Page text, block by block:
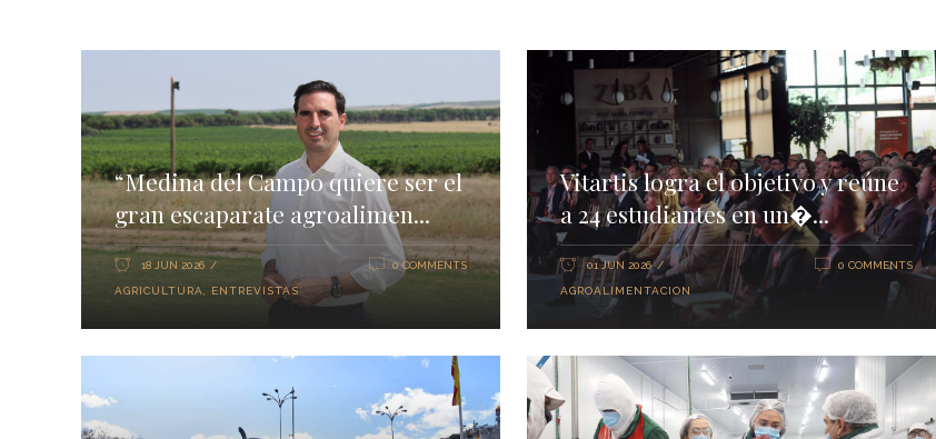
“Medina del Campo quiere ser el
gran escaparate agroalimen...
18 JUN 2026
AGRICULTURA ENTREVISTAS
0 COMMENTS
Vitartis logra el objetivo y reúne
a 24 estudiantes en un�...
01 JUN 2026
AGROALIMENTACION
0 COMMENTS